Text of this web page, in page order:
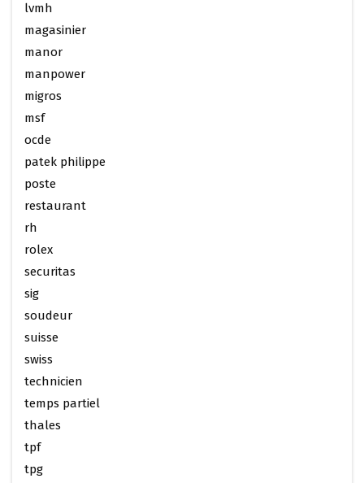
lvmh
magasinier
manor
manpower
migros
msf
ocde
patek philippe
poste
restaurant
rh
rolex
securitas
sig
soudeur
suisse
swiss
technicien
temps partiel
thales
tpf
tpg